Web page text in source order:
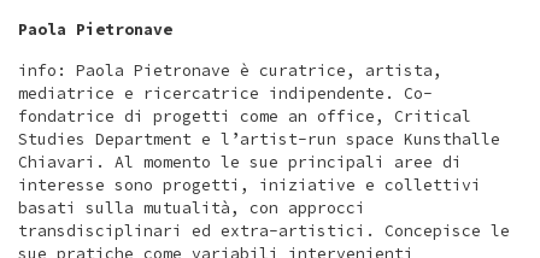
Paola Pietronave
info: Paola Pietronave è curatrice, artista,
mediatrice e ricercatrice indipendente. Co-
fondatrice di progetti come an office, Critical
Studies Department e l’artist-run space Kunsthalle
Chiavari. Al momento le sue principali aree di
interesse sono progetti, iniziative e collettivi
basati sulla mutualità, con approcci
transdisciplinari ed extra-artistici. Concepisce le
sue pratiche come variabili intervenienti